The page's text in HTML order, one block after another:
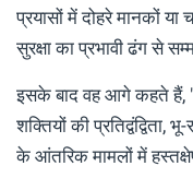
प्रयासों में दोहरे मानकों
सुरक्षा का प्रभावी ढंग से
इसके बाद वह आगे कहते हैं,
शक्तियों की प्रतिद्वंद्विता,
के आंतरिक मामलों में